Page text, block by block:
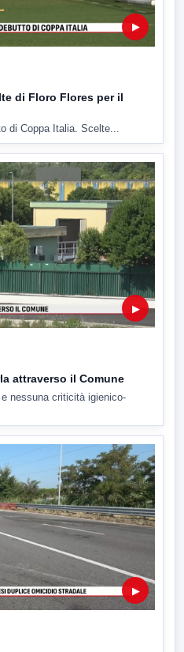
▶
di Floro Flores per il
di Coppa Italia. Scelte...
▶
attraverso il Comune
nessuna criticità igienico-
▶